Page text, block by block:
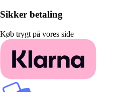
Sikker betaling
Køb trygt på vores side